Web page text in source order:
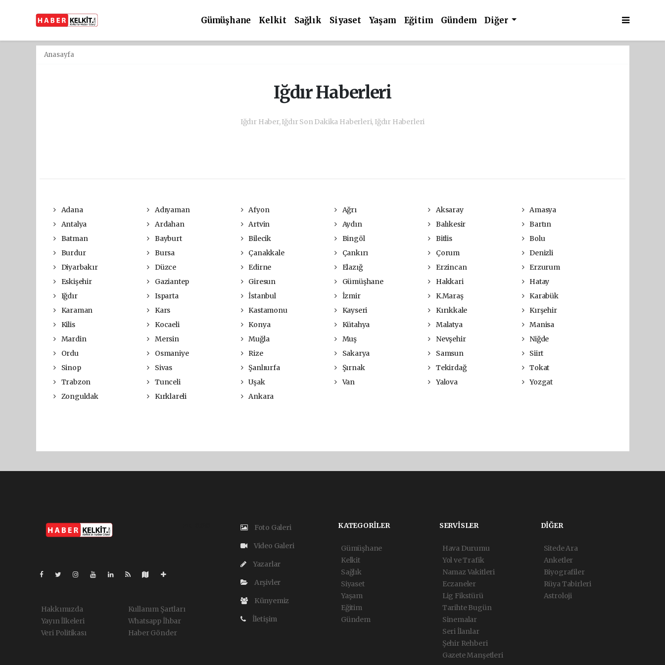
Gümüşhane Kelkit Sağlık Siyaset Yaşam Eğitim Gündem Diğer
Anasayfa
Iğdır Haberleri
Iğdır Haber, Iğdır Son Dakika Haberleri, Iğdır Haberleri
Adana Adıyaman Afyon Ağrı Aksaray
Amasya
Antalya
Ardahan Artvin Aydın Balıkesir
Bartın
Batman
Bayburt Bilecik Bingöl Bitlis
Bolu
Burdur
Bursa Çanakkale Çankırı Çorum
Denizli
Diyarbakır
Düzce Edirne Elazığ Erzincan
Erzurum
Eskişehir
Gaziantep Giresun Gümüşhane Hakkari
Hatay
Iğdır
Isparta İstanbul İzmir K.Maraş
Karabük
Karaman
Kars Kastamonu Kayseri Kırıkkale
Kırşehir
Kilis
Kocaeli Konya Kütahya Malatya
Manisa
Mardin
Mersin Muğla Muş Nevşehir
Niğde
Ordu
Osmaniye Rize Sakarya Samsun
Siirt
Sinop
Sivas Şanlıurfa Şırnak Tekirdağ
Tokat
Trabzon
Tunceli Uşak Van Yalova
Yozgat
Zonguldak
Kırklareli Ankara
Hakkımızda
Yayın İlkeleri
Veri Politikası
Kullanım Şartları
Whatsapp İhbar
Haber Gönder
Foto Galeri
Video Galeri
Yazarlar
Arşivler
Künyemiz
İletişim
KATEGORİLER
Gümüşhane
Kelkit
Sağlık
Siyaset
Yaşam
Eğitim
Gündem
SERVİSLER
Hava Durumu
Yol ve Trafik
Namaz Vakitleri
Eczaneler
Lig Fikstürü
Tarihte Bugün
Sinemalar
Seri İlanlar
Şehir Rehberi
Gazete Manşetleri
DİĞER
Sitede Ara
Anketler
Biyografiler
Rüya Tabirleri
Astroloji